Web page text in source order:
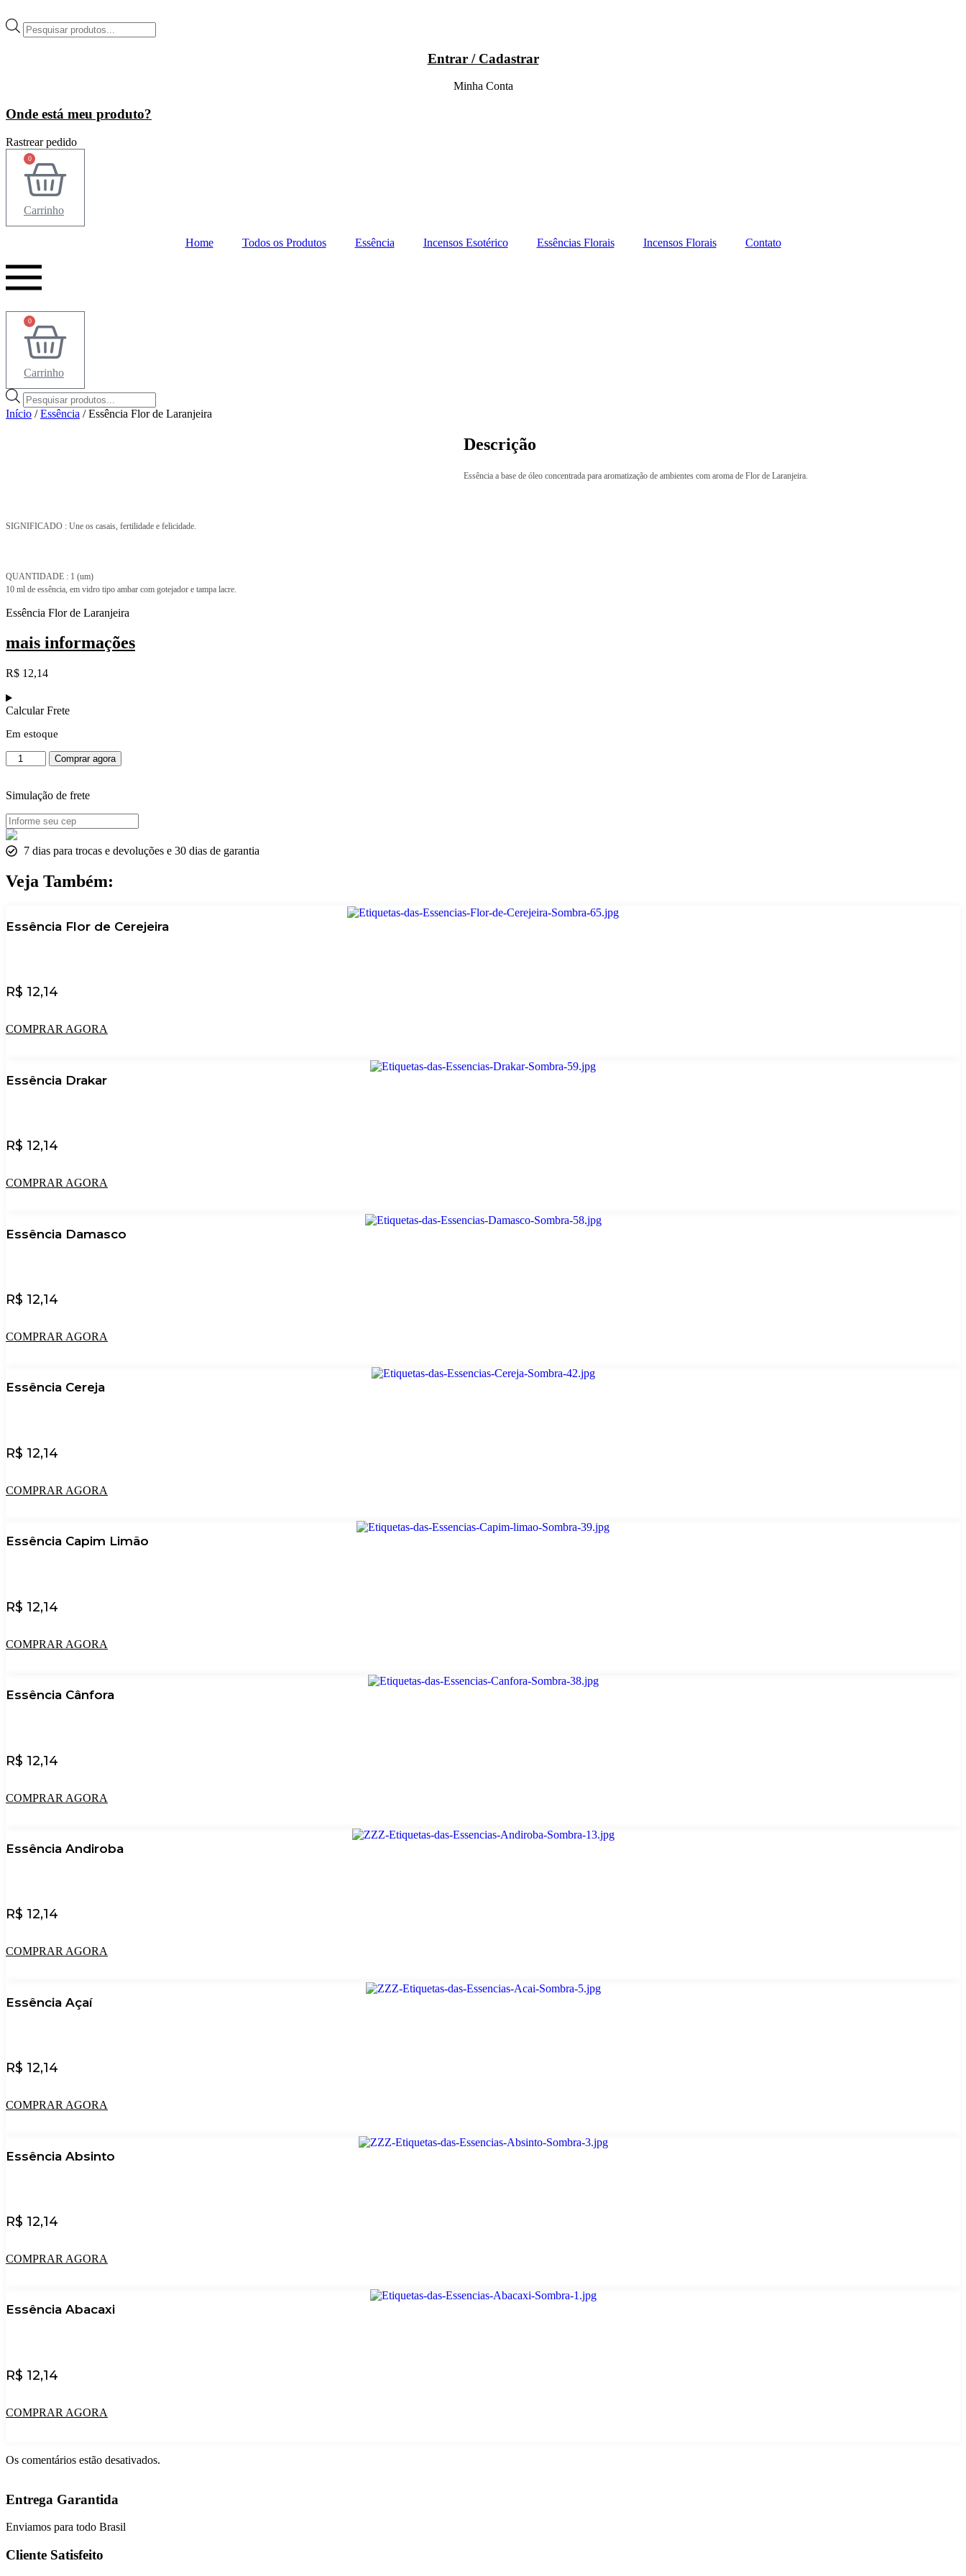
paraPesquisar
produtos
Entrar / Cadastrar
Minha Conta
Onde está meu produto?
Rastrear pedido
0
Carrinho
Home Todos os Produtos Essência Incensos Esotérico Essências Florais Incensos Florais Contato
0
Carrinho
Pesquisar
produtos
Início /Essência / Essência Flor de Laranjeira
Descrição
Essência a base de óleo concentrada para aromatização de ambientes com aroma de Flor de Laranjeira.
SIGNIFICADO : Une os casais, fertilidade e felicidade.
QUANTIDADE : 1 (um)
10 ml de essência, em vidro tipo ambar com gotejador e tampa lacre.
Essência Flor de Laranjeira
mais informações
R$ 12,14
Calcular Frete
Em estoque
Essência
Flor
Laranjeira
Comprar agora
Simulação de frete
7 dias para trocas e devoluções e 30 dias de garantia
Veja Também:
Essência Flor de Cerejeira
R$ 12,14
COMPRAR AGORA
Essência Drakar
R$ 12,14
COMPRAR AGORA
Essência Damasco
R$ 12,14
COMPRAR AGORA
Essência Cereja
R$ 12,14
COMPRAR AGORA
Essência Capim Limão
R$ 12,14
COMPRAR AGORA
Essência Cânfora
R$ 12,14
COMPRAR AGORA
Essência Andiroba
R$ 12,14
COMPRAR AGORA
Essência Açaí
R$ 12,14
COMPRAR AGORA
Essência Absinto
R$ 12,14
COMPRAR AGORA
Essência Abacaxi
R$ 12,14
COMPRAR AGORA
Os comentários estão desativados.
Entrega Garantida
Enviamos para todo Brasil
Cliente Satisfeito